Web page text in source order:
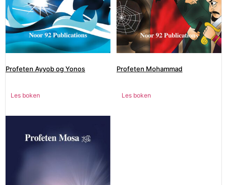
Profeten Ayyob og Yonos
Les boken
Profeten Mohammad
Les boken